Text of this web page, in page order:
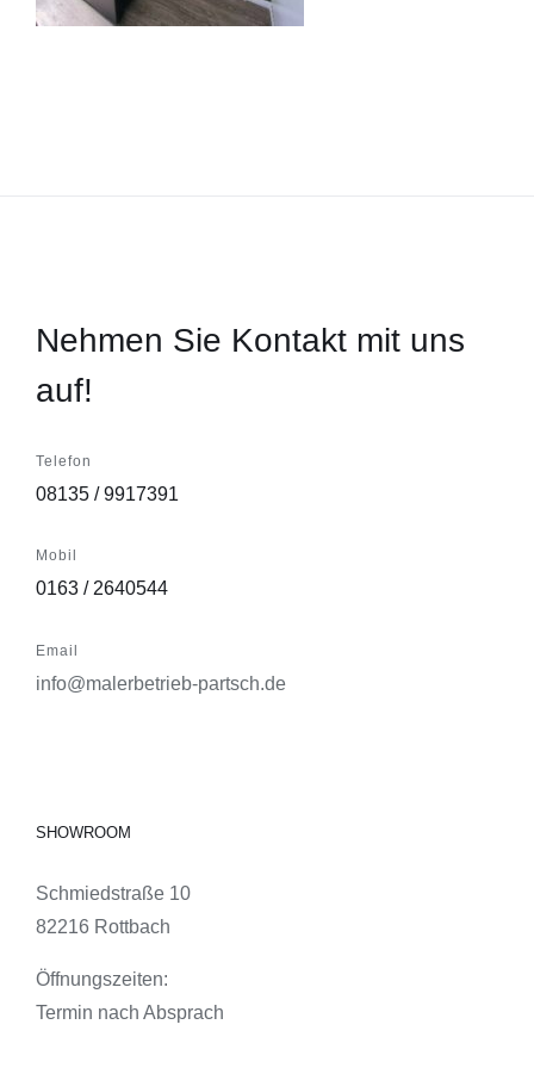
Nehmen Sie Kontakt mit uns
auf!
Telefon
08135 / 9917391
Mobil
0163 / 2640544
Email
info@malerbetrieb-partsch.de
SHOWROOM
Schmiedstraße 10
82216 Rottbach
Öffnungszeiten:
Termin nach Absprach